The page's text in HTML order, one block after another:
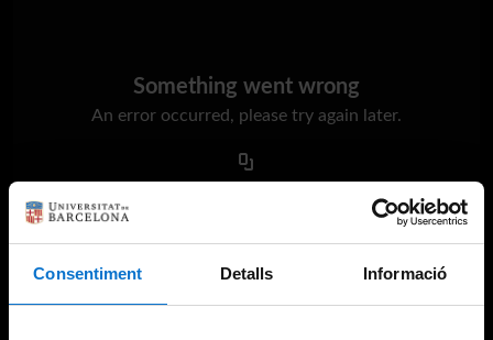
Consentiment Detalls Informació
Something went wrong
An error occurred, please try again later.